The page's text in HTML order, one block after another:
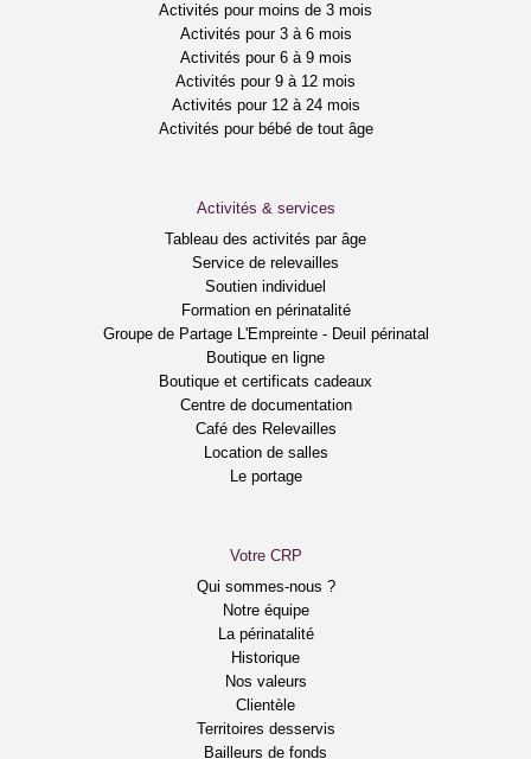
Activités pour moins de 3 mois
Activités pour 3 à 6 mois
Activités pour 6 à 9 mois
Activités pour 9 à 12 mois
Activités pour 12 à 24 mois
Activités pour bébé de tout âge
Activités & services
Tableau des activités par âge
Service de relevailles
Soutien individuel
Formation en périnatalité
Groupe de Partage L'Empreinte - Deuil périnatal
Boutique en ligne
Boutique et certificats cadeaux
Centre de documentation
Café des Relevailles
Location de salles
Le portage
Votre CRP
Qui sommes-nous ?
Notre équipe
La périnatalité
Historique
Nos valeurs
Clientèle
Territoires desservis
Bailleurs de fonds